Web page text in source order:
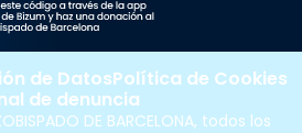
DE BARCELONA, todos los
de DatosPolítica de Cookies
de denuncia